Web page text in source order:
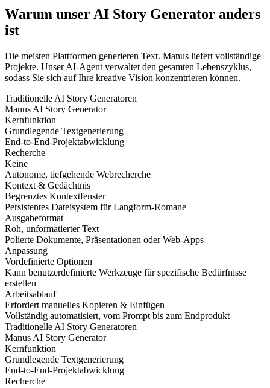
Warum unser AI Story Generator anders
ist
Die meisten Plattformen generieren Text. Manus liefert vollständige
Projekte. Unser AI-Agent verwaltet den gesamten Lebenszyklus,
sodass Sie sich auf Ihre kreative Vision konzentrieren können.
Traditionelle AI Story Generatoren
Manus AI Story Generator
Kernfunktion
Grundlegende Textgenerierung
End-to-End-Projektabwicklung
Recherche
Keine
Autonome, tiefgehende Webrecherche
Kontext & Gedächtnis
Begrenztes Kontextfenster
Persistentes Dateisystem für Langform-Romane
Ausgabeformat
Roh, unformatierter Text
Polierte Dokumente, Präsentationen oder Web-Apps
Anpassung
Vordefinierte Optionen
Kann benutzerdefinierte Werkzeuge für spezifische Bedürfnisse
erstellen
Arbeitsablauf
Erfordert manuelles Kopieren & Einfügen
Vollständig automatisiert, vom Prompt bis zum Endprodukt
Traditionelle AI Story Generatoren
Manus AI Story Generator
Kernfunktion
Grundlegende Textgenerierung
End-to-End-Projektabwicklung
Recherche